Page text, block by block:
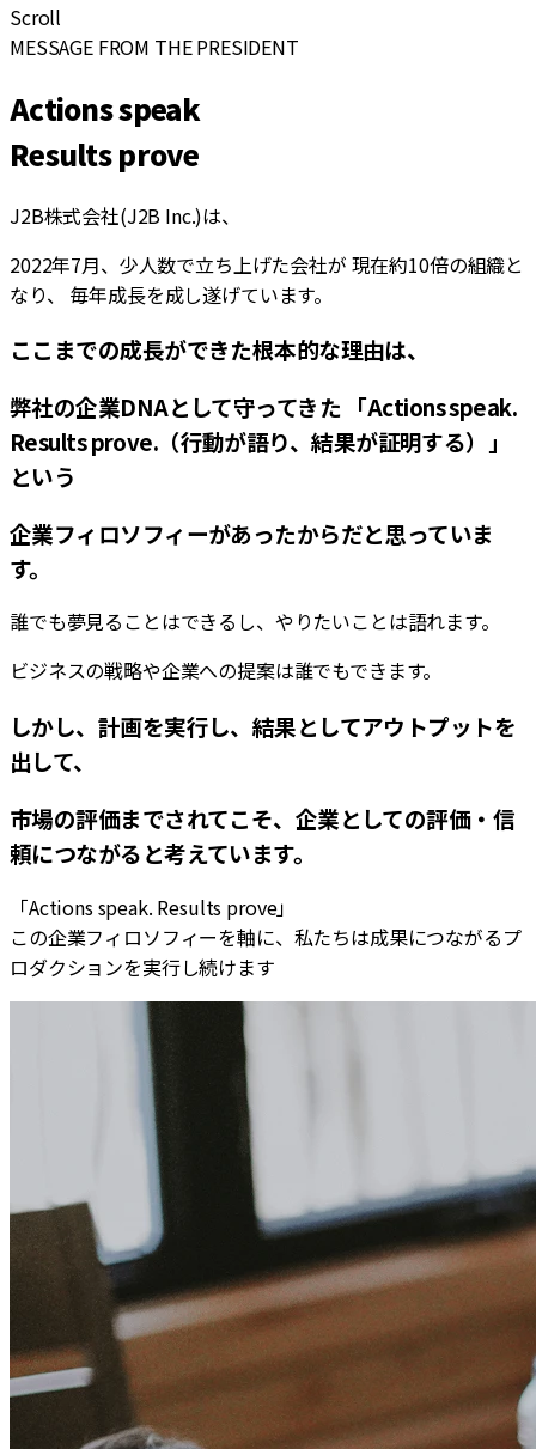
Scroll
MESSAGE FROM THE PRESIDENT
Actions speak
Results prove
J2B株式会社(J2B Inc.)は、
2022年7月、少人数で立ち上げた会社が 現在約10倍の組織と
なり、 毎年成長を成し遂げています。
ここまでの成長ができた根本的な理由は、
弊社の企業DNAとして守ってきた 「Actions speak.
Results prove.（行動が語り、結果が証明する）」
という
企業フィロソフィーがあったからだと思っていま
す。
誰でも夢見ることはできるし、やりたいことは語れます。
ビジネスの戦略や企業への提案は誰でもできます。
しかし、計画を実行し、結果としてアウトプットを
出して、
市場の評価までされてこそ、企業としての評価・信
頼につながると考えています。
「Actions speak. Results prove」
この企業フィロソフィーを軸に、私たちは成果につながるプ
ロダクションを実行し続けます